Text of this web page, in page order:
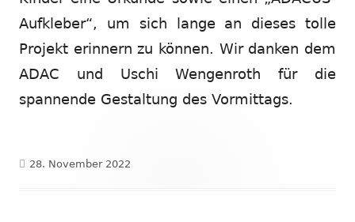
Aufkleber“, um sich lange an dieses tolle
Projekt erinnern zu können. Wir danken dem
ADAC und Uschi Wengenroth für die
spannende Gestaltung des Vormittags.
Veröffentlicht
28. November 2022